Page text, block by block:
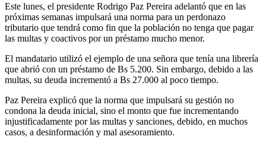
Este lunes, el presidente Rodrigo Paz Pereira adelantó que en las
próximas semanas impulsará una norma para un perdonazo
tributario que tendrá como fin que la población no tenga que pagar
las multas y coactivos por un préstamo mucho menor.
El mandatario utilizó el ejemplo de una señora que tenía una librería
que abrió con un préstamo de Bs 5.200. Sin embargo, debido a las
multas, su deuda incrementó a Bs 27.000 al poco tiempo.
Paz Pereira explicó que la norma que impulsará su gestión no
condona la deuda inicial, sino el monto que fue incrementando
injustificadamente por las multas y sanciones, debido, en muchos
casos, a desinformación y mal asesoramiento.